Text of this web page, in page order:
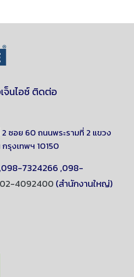
จ็นไอซ์ ติดต่อ
ซอย 60 ถนนพระรามที่ 2 แขวง
กรุงเทพฯ 10150
,098-7324266 ,098-
02-4092400 (สำนักงานใหญ่)